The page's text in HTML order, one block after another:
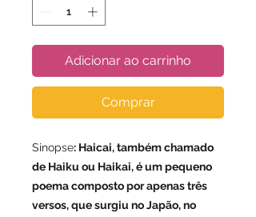
Adicionar ao carrinho
Comprar
Sinopse: Haicai, também chamado
de Haiku ou Haikai, é um pequeno
poema composto por apenas três
versos, que surgiu no Japão, no